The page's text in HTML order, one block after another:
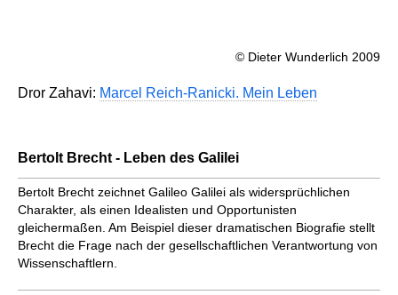
© Dieter Wunderlich 2009
Dror Zahavi: Marcel Reich-Ranicki. Mein Leben
Bertolt Brecht - Leben des Galilei
Bertolt Brecht zeichnet Galileo Galilei als widersprüchlichen
Charakter, als einen Idealisten und Opportunisten
gleichermaßen. Am Beispiel dieser dramatischen Biografie stellt
Brecht die Frage nach der gesellschaftlichen Verantwortung von
Wissenschaftlern.